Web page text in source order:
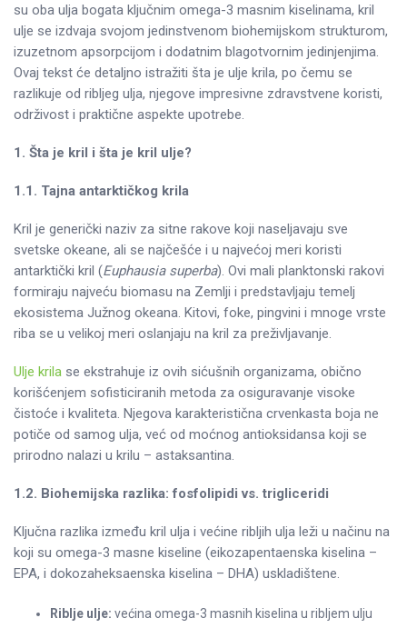
su oba ulja bogata ključnim omega-3 masnim kiselinama, kril
ulje se izdvaja svojom jedinstvenom biohemijskom strukturom,
izuzetnom apsorpcijom i dodatnim blagotvornim jedinjenjima.
Ovaj tekst će detaljno istražiti šta je ulje krila, po čemu se
razlikuje od ribljeg ulja, njegove impresivne zdravstvene koristi,
održivost i praktične aspekte upotrebe.
1. Šta je kril i šta je kril ulje?
1.1. Tajna antarktičkog krila
Kril je generički naziv za sitne rakove koji naseljavaju sve
svetske okeane, ali se najčešće i u najvećoj meri koristi
antarktički kril (Euphausia superba). Ovi mali planktonski rakovi
formiraju najveću biomasu na Zemlji i predstavljaju temelj
ekosistema Južnog okeana. Kitovi, foke, pingvini i mnoge vrste
riba se u velikoj meri oslanjaju na kril za preživljavanje.
Ulje krila se ekstrahuje iz ovih sićušnih organizama, obično
korišćenjem sofisticiranih metoda za osiguravanje visoke
čistoće i kvaliteta. Njegova karakteristična crvenkasta boja ne
potiče od samog ulja, već od moćnog antioksidansa koji se
prirodno nalazi u krilu – astaksantina.
1.2. Biohemijska razlika: fosfolipidi vs. trigliceridi
Ključna razlika između kril ulja i većine ribljih ulja leži u načinu na
koji su omega-3 masne kiseline (eikozapentaenska kiselina –
EPA, i dokozaheksaenska kiselina – DHA) uskladištene.
Riblje ulje: većina omega-3 masnih kiselina u ribljem ulju